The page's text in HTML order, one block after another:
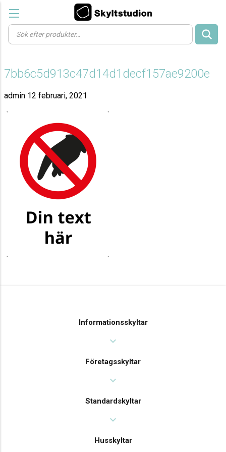
Products
search
7bb6c5d913c47d14d1decf157ae9200e
admin 12 februari, 2021
Informationsskyltar
expand_more
Företagsskyltar
expand_more
Standardskyltar
expand_more
Husskyltar